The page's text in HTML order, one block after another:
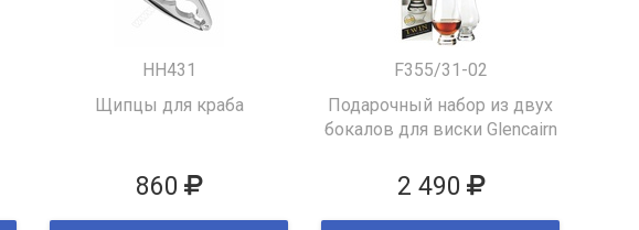
HH431
Щипцы для краба
860
F355/31-02
Подарочный набор из двух
бокалов для виски Glencairn
2 490